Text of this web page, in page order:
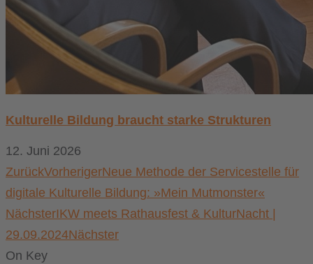
Kulturelle Bildung braucht starke Strukturen
12. Juni 2026
ZurückVorherigerNeue Methode der Servicestelle für
digitale Kulturelle Bildung: »Mein Mutmonster«
NächsterIKW meets Rathausfest & KulturNacht |
29.09.2024Nächster
On Key